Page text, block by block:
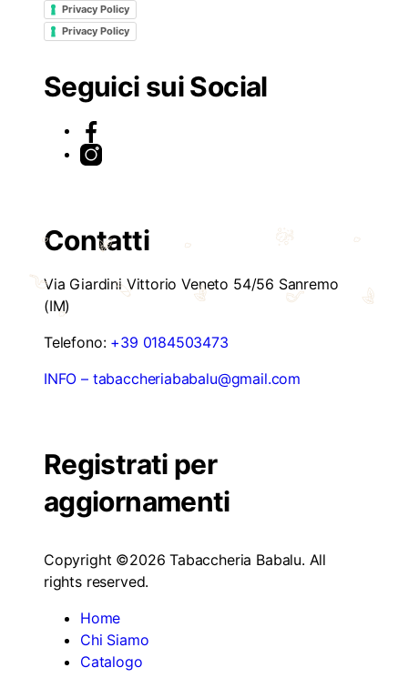
Privacy Policy
Privacy Policy
Seguici sui Social
Contatti
Via Giardini Vittorio Veneto 54/56 Sanremo
(IM)
Telefono: +39 0184503473
INFO – tabaccheriababalu@gmail.com
Registrati per
aggiornamenti
Copyright ©2026 Tabaccheria Babalu. All
rights reserved.
Home
Chi Siamo
Catalogo